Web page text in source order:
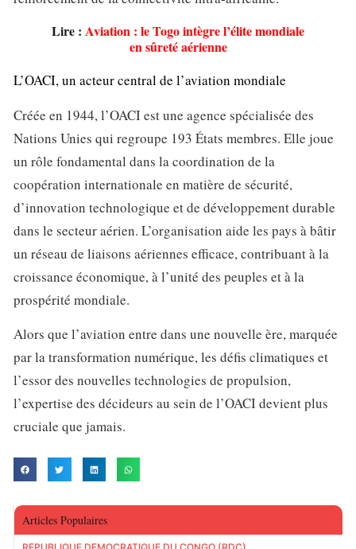
Lire : Aviation : le Togo intègre l’élite mondiale
en sûreté aérienne
L’OACI, un acteur central de l’aviation mondiale
Créée en 1944, l’OACI est une agence spécialisée des
Nations Unies qui regroupe 193 États membres. Elle joue
un rôle fondamental dans la coordination de la
coopération internationale en matière de sécurité,
d’innovation technologique et de développement durable
dans le secteur aérien. L’organisation aide les pays à bâtir
un réseau de liaisons aériennes efficace, contribuant à la
croissance économique, à l’unité des peuples et à la
prospérité mondiale.
Alors que l’aviation entre dans une nouvelle ère, marquée
par la transformation numérique, les défis climatiques et
l’essor des nouvelles technologies de propulsion,
l’expertise des décideurs au sein de l’OACI devient plus
cruciale que jamais.
Articles Populaires